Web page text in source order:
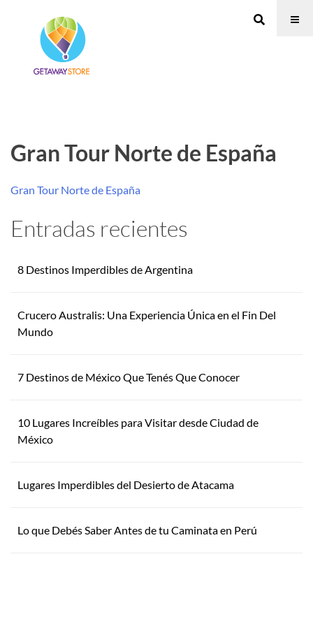
Gran Tour Norte de España
Gran Tour Norte de España
Entradas recientes
8 Destinos Imperdibles de Argentina
Crucero Australis: Una Experiencia Única en el Fin Del
Mundo
7 Destinos de México Que Tenés Que Conocer
10 Lugares Increíbles para Visitar desde Ciudad de
México
Lugares Imperdibles del Desierto de Atacama
Lo que Debés Saber Antes de tu Caminata en Perú